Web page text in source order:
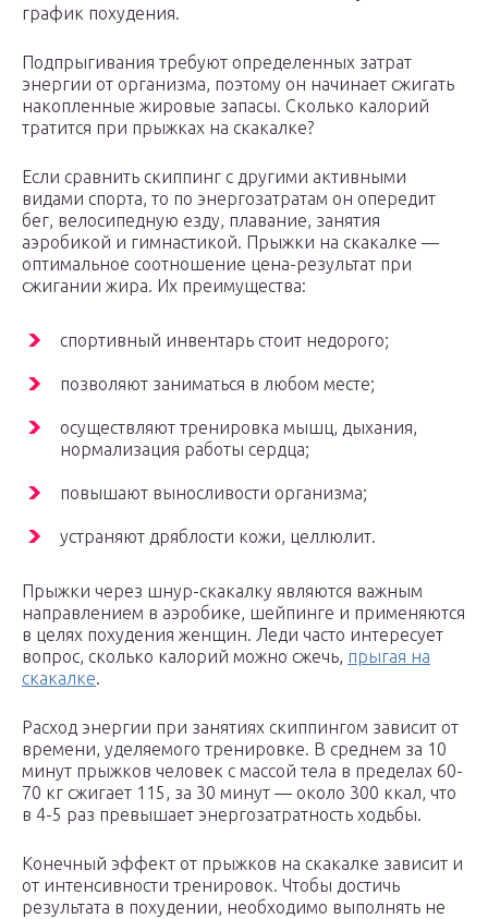
график похудения.
Подпрыгивания требуют определенных затрат
энергии от организма, поэтому он начинает сжигать
накопленные жировые запасы. Сколько калорий
тратится при прыжках на скакалке?
Если сравнить скиппинг с другими активными
видами спорта, то по энергозатратам он опередит
бег, велосипедную езду, плавание, занятия
аэробикой и гимнастикой. Прыжки на скакалке —
оптимальное соотношение цена-результат при
сжигании жира. Их преимущества:
спортивный инвентарь стоит недорого;
позволяют заниматься в любом месте;
осуществляют тренировка мышц, дыхания,
нормализация работы сердца;
повышают выносливости организма;
устраняют дряблости кожи, целлюлит.
Прыжки через шнур-скакалку являются важным
направлением в аэробике, шейпинге и применяются
в целях похудения женщин. Леди часто интересует
вопрос, сколько калорий можно сжечь, прыгая на
скакалке.
Расход энергии при занятиях скиппингом зависит от
времени, уделяемого тренировке. В среднем за 10
минут прыжков человек с массой тела в пределах 60-
70 кг сжигает 115, за 30 минут — около 300 ккал, что
в 4-5 раз превышает энергозатратность ходьбы.
Конечный эффект от прыжков на скакалке зависит и
от интенсивности тренировок. Чтобы достичь
результата в похудении, необходимо выполнять не